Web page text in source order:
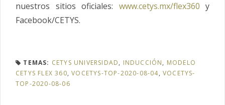
nuestros sitios oficiales: www.cetys.mx/flex360 y
Facebook/CETYS.
TEMAS: CETYS UNIVERSIDAD, INDUCCIÓN, MODELO
CETYS FLEX 360,VOCETYS-TOP-2020-08-04,VOCETYS-
TOP-2020-08-06